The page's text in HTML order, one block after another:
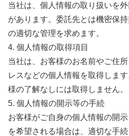
当社は、個人情報の取り扱いを
があります。委託先とは機密保
の適切な管理を求めます。
4. 個人情報の取得項目
当社は、お客様のお名前やご住
レスなどの個人情報を取得しま
様の了解なしには取得しません。
5. 個人情報の開示等の手続
お客様がご自身の個人情報の開
を希望される場合は、適切な手